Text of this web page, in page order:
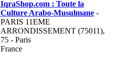
IqraShop.com : Toute la
Culture Arabo-Musulmane-
PARIS 11EME
ARRONDISSEMENT (75011),
75 - Paris
France